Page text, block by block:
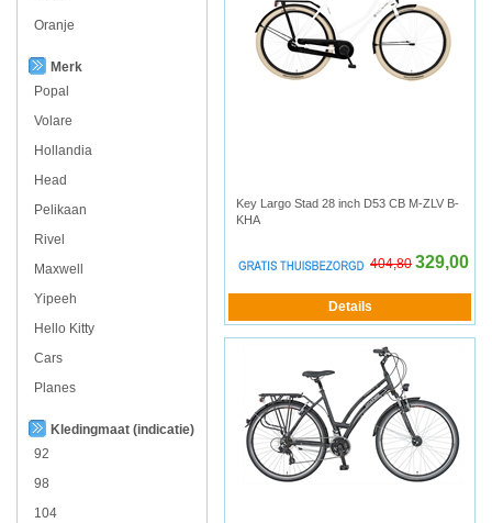
Oranje
Merk
Popal
Volare
Hollandia
Head
Pelikaan
Rivel
Maxwell
Yipeeh
Hello Kitty
Cars
Planes
Kledingmaat (indicatie)
92
98
104
Key Largo Stad 28 inch D53 CB M-ZLV B-
KHA
404,80 329,00